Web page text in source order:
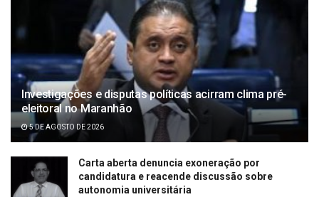
Investigações e disputas políticas acirram clima pré-
eleitoral no Maranhão
5 DE AGOSTO DE 2026
Carta aberta denuncia exoneração por
candidatura e reacende discussão sobre
autonomia universitária